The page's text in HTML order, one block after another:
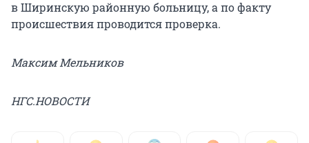
в Ширинскую районную больницу, а по факту
происшествия проводится проверка.
Максим Мельников
НГС.НОВОСТИ